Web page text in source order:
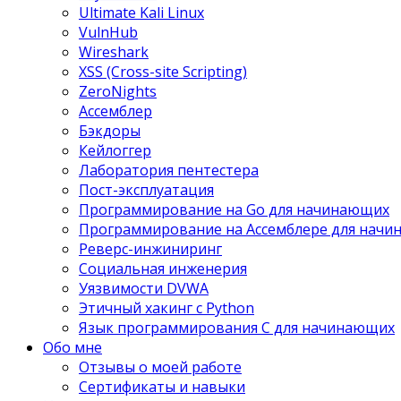
Ultimate Kali Linux
VulnHub
Wireshark
XSS (Cross-site Scripting)
ZeroNights
Ассемблер
Бэкдоры
Кейлоггер
Лаборатория пентестера
Пост-эксплуатация
Программирование на Go для начинающих
Программирование на Ассемблере для
Реверс-инжиниринг
Социальная инженерия
Уязвимости DVWA
Этичный хакинг с Python
Язык программирования С для начинающих
Обо мне
Отзывы о моей работе
Сертификаты и навыки